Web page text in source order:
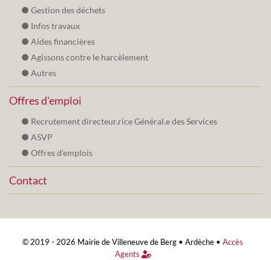
Gestion des déchets
Infos travaux
Aides financières
Agissons contre le harcèlement
Autres
Offres d'emploi
Recrutement directeur.rice Général.e des Services
ASVP
Offres d'emplois
Contact
© 2019 - 2026 Mairie de Villeneuve de Berg •Ardèche •Accès
Agents